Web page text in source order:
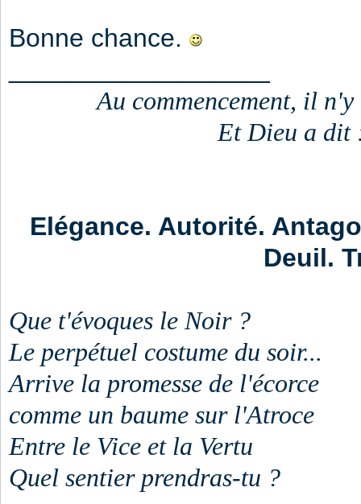
Bonne chance.
Au commencement, il
Et Dieu a dit
Elégance. Autorité.
Deuil.
Que t'évoques le Noir ?
Le perpétuel costume du soir...
Arrive la promesse de l'écorce
comme un baume sur l'Atroce
Entre le Vice et la Vertu
Quel sentier prendras-tu ?